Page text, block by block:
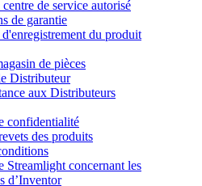
de service autorisé
de garantie
du produit
de pièces
Distributeur
aux Distributeurs
confidentialité
des produits
Streamlight concernant les
d’Inventor